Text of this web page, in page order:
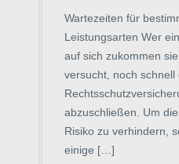
Wartezeiten für
Leistungsarten Wer
auf sich zukommen
versucht, noch schnell
abzuschließen. Um
Risiko zu verhindern,
einige […]